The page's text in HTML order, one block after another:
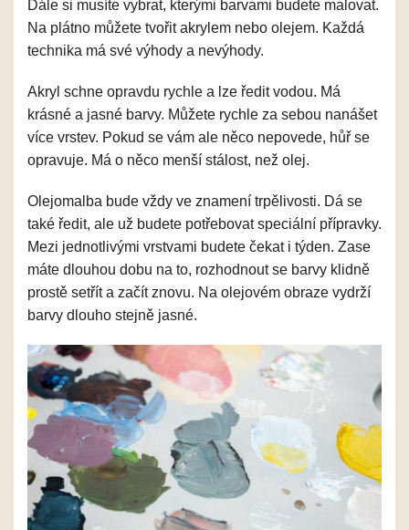
Dále si musíte vybrat, kterými barvami budete malovat.
Na plátno můžete tvořit akrylem nebo olejem. Každá
technika má své výhody a nevýhody.
Akryl schne opravdu rychle a lze ředit vodou. Má
krásné a jasné barvy. Můžete rychle za sebou nanášet
více vrstev. Pokud se vám ale něco nepovede, hůř se
opravuje. Má o něco menší stálost, než olej.
Olejomalba bude vždy ve znamení trpělivosti. Dá se
také ředit, ale už budete potřebovat speciální přípravky.
Mezi jednotlivými vrstvami budete čekat i týden. Zase
máte dlouhou dobu na to, rozhodnout se barvy klidně
prostě setřít a začít znovu. Na olejovém obraze vydrží
barvy dlouho stejně jasné.